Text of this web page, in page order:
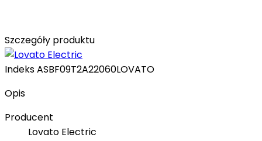
Szczegóły produktu
IndeksASBF09T2A22060LOVATO
Opis
Producent
Lovato Electric